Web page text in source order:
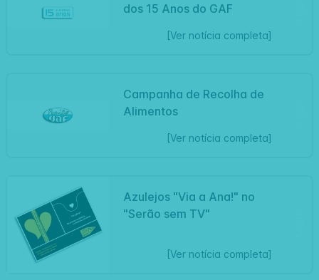
dos 15 Anos do GAF
[Ver notícia completa]
Campanha de Recolha de
Alimentos
[Ver notícia completa]
Azulejos "Via a Ana!" no
"Serão sem TV"
[Ver notícia completa]